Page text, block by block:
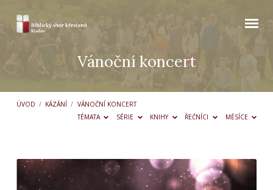
Vánoční koncert
ÚVOD / KÁZÁNÍ / VÁNOČNÍ KONCERT
TÉMATA
SÉRIE KNIHY ŘEČNÍCI MĚSÍCE
Vánoční
koncert